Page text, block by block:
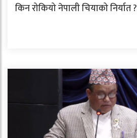
किन रोकियो नेपाली चियाको निर्यात ?